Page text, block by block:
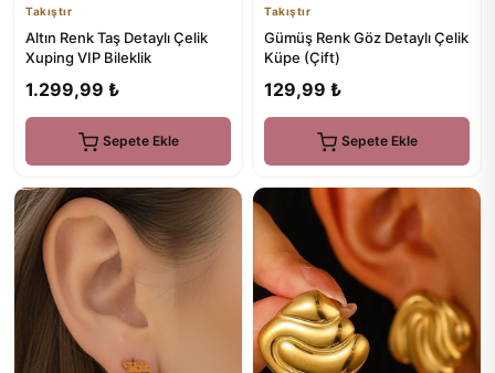
Takıştır
Altın Renk Taş Detaylı Çelik
Xuping VIP Bileklik
1.299,99 ₺
Sepete Ekle
Takıştır
Gümüş Renk Göz Detaylı Çelik
Küpe (Çift)
129,99 ₺
Sepete Ekle